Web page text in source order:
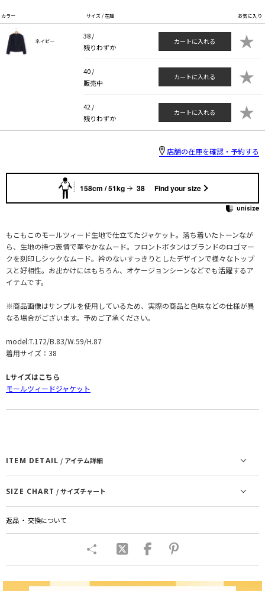
カラー サイズ / 在庫 お気に入り
ネイビー
38 /
残りわずか
カートに入れる ★
40 /
販売中
カートに入れる ★
42 /
残りわずか
カートに入れる ★
店舗の在庫を確認・予約する
158cm / 51kg 38 Find your size
もこもこのモールツィード生地で仕立てたジャケット。落ち着いたトーンなが
ら、生地の持つ表情で華やかなムード。フロントボタンはブランドのロゴマー
クを刻印しシックなムード。衿のないすっきりとしたデザインで様々なトップ
スと好相性。お出かけにはもちろん、オケージョンシーンなどでも活躍するア
イテムです。
※商品画像はサンプルを使用しているため、実際の商品と色味などの仕様が異
なる場合がございます。予めご了承ください。
model:T.172/B.83/W.59/H.87
着用サイズ：38
Lサイズはこちら
モールツィードジャケット
ITEM DETAIL / アイテム詳細
SIZE CHART / サイズチャート
返品 ・ 交換について